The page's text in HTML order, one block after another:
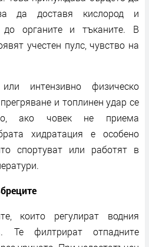
да доставя кислород и
до органите и тъканите. В
учестен пулс, чувство на
интензивно физическо
и топлинен удар се
ако човек не приема
хидратация е особено
спортуват или работят в
които регулират водния
Те филтрират отпадните